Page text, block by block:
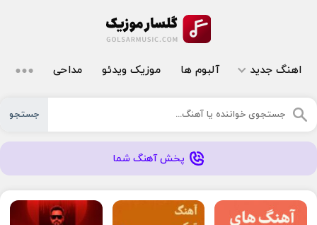
اهنگ جدید آلبوم ها موزیک ویدئو مداحی
جستجو
پخش آهنگ شما